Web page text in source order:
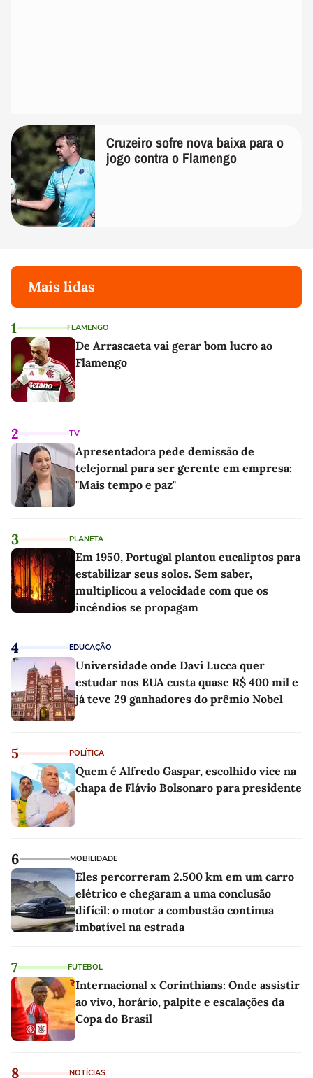
Cruzeiro sofre nova baixa para o
jogo contra o Flamengo
Mais lidas
1 FLAMENGO
De Arrascaeta vai gerar bom lucro ao
Flamengo
2 TV
Apresentadora pede demissão de
telejornal para ser gerente em empresa:
"Mais tempo e paz"
3 PLANETA
Em 1950, Portugal plantou eucaliptos para
estabilizar seus solos. Sem saber,
multiplicou a velocidade com que os
incêndios se propagam
4 EDUCAÇÃO
Universidade onde Davi Lucca quer
estudar nos EUA custa quase R$ 400 mil e
já teve 29 ganhadores do prêmio Nobel
5 POLÍTICA
Quem é Alfredo Gaspar, escolhido vice na
chapa de Flávio Bolsonaro para presidente
6 MOBILIDADE
Eles percorreram 2.500 km em um carro
elétrico e chegaram a uma conclusão
difícil: o motor a combustão continua
imbatível na estrada
7 FUTEBOL
Internacional x Corinthians: Onde assistir
ao vivo, horário, palpite e escalações da
Copa do Brasil
8 NOTÍCIAS